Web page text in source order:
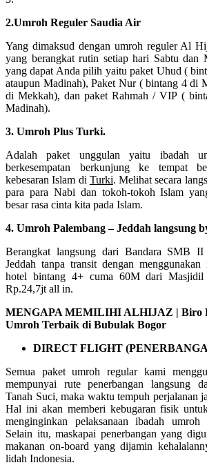
2.Umroh Reguler Saudia Air
Yang dimaksud dengan umroh reguler Al
yang berangkat rutin setiap hari Sabtu dan
yang dapat Anda pilih yaitu paket Uhud (
ataupun Madinah), Paket Nur ( bintang 4 di
di Mekkah), dan paket Rahmah / VIP (
Madinah).
3. Umroh Plus Turki.
Adalah paket unggulan yaitu ibadah
berkesempatan berkunjung ke tempat
kebesaran Islam di Turki. Melihat secara
para para Nabi dan tokoh-tokoh Islam
besar rasa cinta kita pada Islam.
4. Umroh Palembang – Jeddah langsung
Berangkat langsung dari Bandara SMB II
Jeddah tanpa transit dengan
hotel bintang 4+ cuma 60M dari Masjidil
Rp.24,7jt all in.
MENGAPA MEMILIHI ALHIJAZ | Biro
Umroh Terbaik di Bubulak Bogor
DIRECT FLIGHT
Semua paket umroh regular kami
mempunyai rute penerbangan langsung
Tanah Suci, maka waktu tempuh perjalanan
Hal ini akan memberi kebugaran fisik
menginginkan pelaksanaan ibadah
Selain itu, maskapai penerbangan yang
makanan on-board yang dijamin
lidah Indonesia.